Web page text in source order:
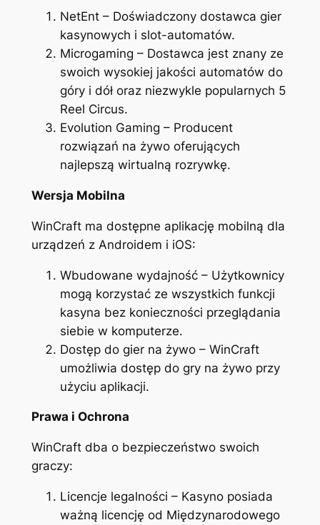
NetEnt – Doświadczony dostawca gier
kasynowych i slot-automatów.
Microgaming – Dostawca jest znany ze
swoich wysokiej jakości automatów do
góry i dół oraz niezwykle popularnych 5
Reel Circus.
Evolution Gaming – Producent
rozwiązań na żywo oferujących
najlepszą wirtualną rozrywkę.
Wersja Mobilna
WinCraft ma dostępne aplikację mobilną dla
urządzeń z Androidem i iOS:
Wbudowane wydajność – Użytkownicy
mogą korzystać ze wszystkich funkcji
kasyna bez konieczności przeglądania
siebie w komputerze.
Dostęp do gier na żywo – WinCraft
umożliwia dostęp do gry na żywo przy
użyciu aplikacji.
Prawa i Ochrona
WinCraft dba o bezpieczeństwo swoich
graczy:
Licencje legalności – Kasyno posiada
ważną licencję od Międzynarodowego